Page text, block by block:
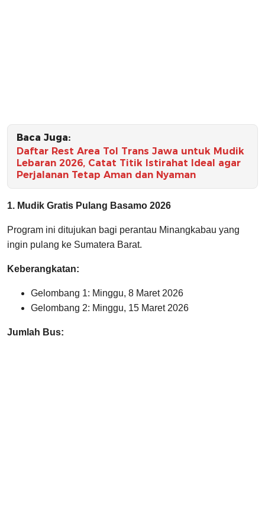
Baca Juga:
Daftar Rest Area Tol Trans Jawa untuk Mudik
Lebaran 2026, Catat Titik Istirahat Ideal agar
Perjalanan Tetap Aman dan Nyaman
1. Mudik Gratis Pulang Basamo 2026
Program ini ditujukan bagi perantau Minangkabau yang
ingin pulang ke Sumatera Barat.
Keberangkatan:
Gelombang 1: Minggu, 8 Maret 2026
Gelombang 2: Minggu, 15 Maret 2026
Jumlah Bus: